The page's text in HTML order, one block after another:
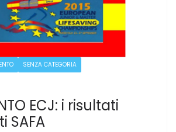
SENZA CATEGORIA
ECJ: i risultati
SAFA